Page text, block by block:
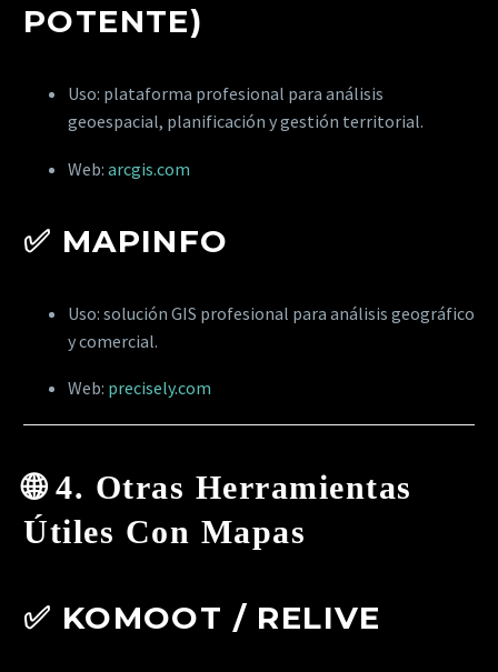
POTENTE)
Uso: plataforma profesional para análisis
geoespacial, planificación y gestión territorial.
Web: arcgis.com
✅ MAPINFO
Uso: solución GIS profesional para análisis geográfico
y comercial.
Web: precisely.com
🌐4. Otras Herramientas
Útiles Con Mapas
✅ KOMOOT / RELIVE